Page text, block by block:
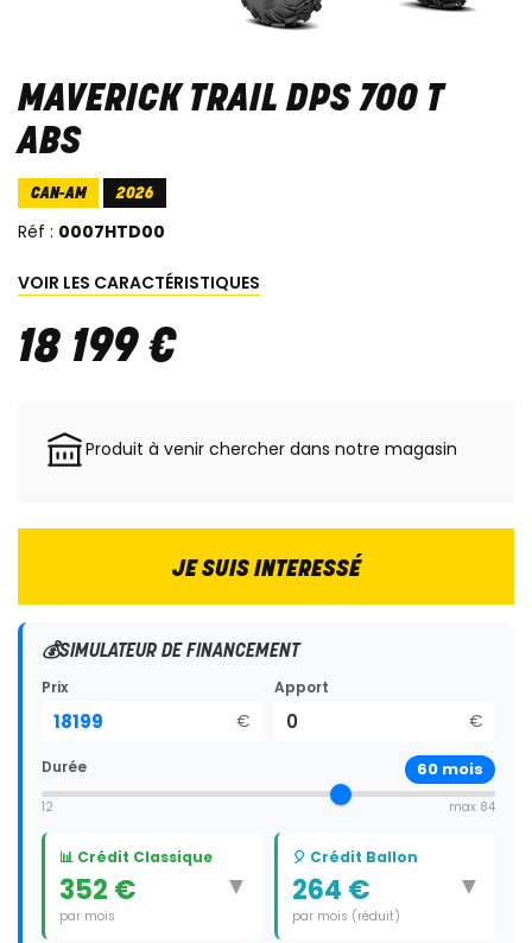
MAVERICK TRAIL DPS 700 T
ABS
CAN-AM 2026
Réf : 0007HTD00
VOIR LES CARACTÉRISTIQUES
18 199€
Produit à venir chercher dans notre magasin
JE SUIS INTERESSÉ
💰SIMULATEUR DE FINANCEMENT
Prix
€
Apport
€
Durée 60 mois
12 max 84
📊 Crédit Classique
352 €
par mois
▼
🎈 Crédit Ballon
264 €
par mois (réduit)
▼